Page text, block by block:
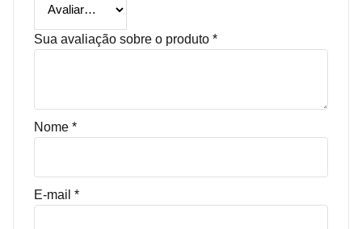
Sua avaliação sobre o produto *
Nome *
E-mail *